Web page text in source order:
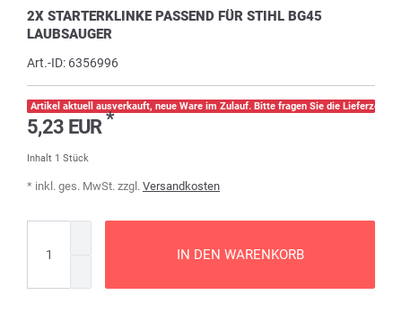
2X STARTERKLINKE PASSEND FÜR STIHL BG45
LAUBSAUGER
Art.-ID: 6356996
Artikel aktuell ausverkauft, neue Ware im Zulauf. Bitte fragen Sie die Lieferzeit
5,23 EUR*
Inhalt 1 Stück
* inkl. ges. MwSt. zzgl. Versandkosten
IN DEN WARENKORB